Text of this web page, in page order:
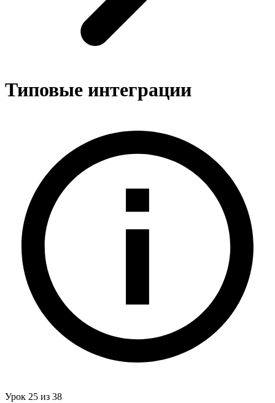
Типовые интеграции
Урок 25 из 38